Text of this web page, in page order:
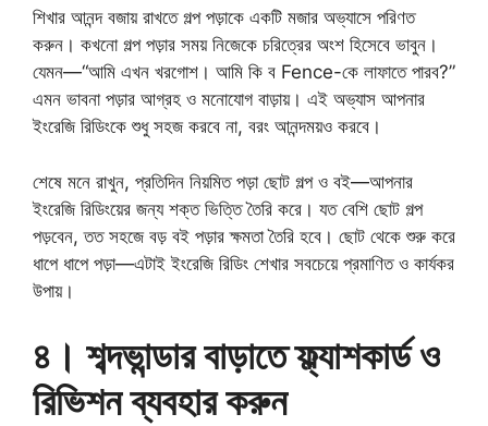
শিখার আনন্দ বজায় রাখতে গল্প পড়াকে একটি মজার অভ্যাসে পরিণত
করুন। কখনো গল্প পড়ার সময় নিজেকে চরিত্রের অংশ হিসেবে ভাবুন।
যেমন—“আমি এখন খরগোশ। আমি কি ব Fence-কে লাফাতে পারব?”
এমন ভাবনা পড়ার আগ্রহ ও মনোযোগ বাড়ায়। এই অভ্যাস আপনার
ইংরেজি রিডিংকে শুধু সহজ করবে না, বরং আনন্দময়ও করবে।
শেষে মনে রাখুন, প্রতিদিন নিয়মিত পড়া ছোট গল্প ও বই—আপনার
ইংরেজি রিডিংয়ের জন্য শক্ত ভিত্তি তৈরি করে। যত বেশি ছোট গল্প
পড়বেন, তত সহজে বড় বই পড়ার ক্ষমতা তৈরি হবে। ছোট থেকে শুরু করে
ধাপে ধাপে পড়া—এটাই ইংরেজি রিডিং শেখার সবচেয়ে প্রমাণিত ও কার্যকর
উপায়।
৪। শব্দভান্ডার বাড়াতে ফ্ল্যাশকার্ড ও
রিভিশন ব্যবহার করুন